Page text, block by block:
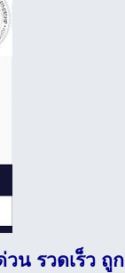
น รวดเร็ว ถูก